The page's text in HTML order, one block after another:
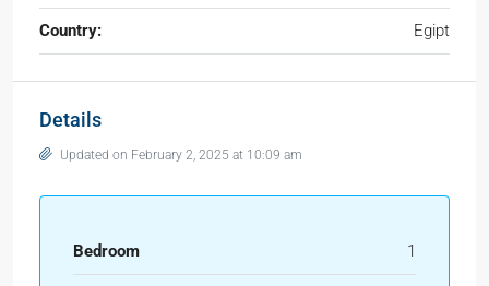
Country: Egipt
Details
Updated on February 2, 2025 at 10:09 am
Bedroom 1